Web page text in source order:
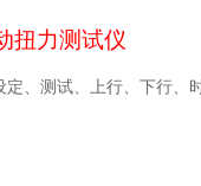
扭力测试仪
、测试、上行、下行、